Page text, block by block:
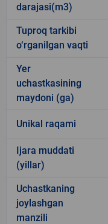
darajasi(m3)
Tuproq tarkibi
o‘rganilgan vaqti
Yer
uchastkasining
maydoni (ga)
Unikal raqami
Ijara muddati
(yillar)
Uchastkaning
joylashgan
manzili